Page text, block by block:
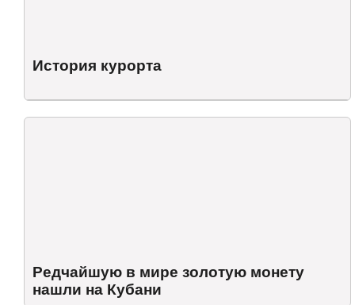
История курорта
Редчайшую в мире золотую монету
нашли на Кубани